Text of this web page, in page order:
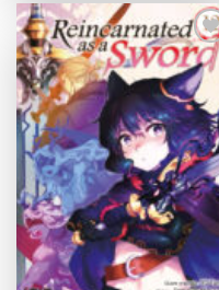
Ajouter
à la
wishlist